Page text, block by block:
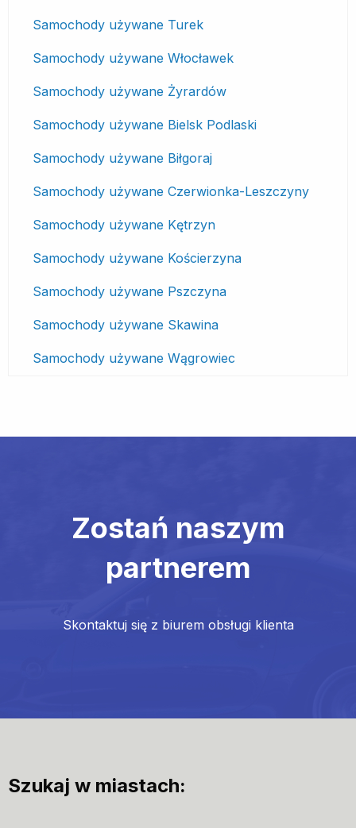
Samochody używane Turek
Samochody używane Włocławek
Samochody używane Żyrardów
Samochody używane Bielsk Podlaski
Samochody używane Biłgoraj
Samochody używane Czerwionka-Leszczyny
Samochody używane Kętrzyn
Samochody używane Kościerzyna
Samochody używane Pszczyna
Samochody używane Skawina
Samochody używane Wągrowiec
Zostań naszym
partnerem
Skontaktuj się z biurem obsługi klienta
Szukaj w miastach: